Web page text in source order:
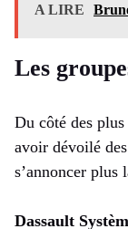
A LIRE
Les
Du côté des
avoir dévoilé
s’annoncer plus
Dassault